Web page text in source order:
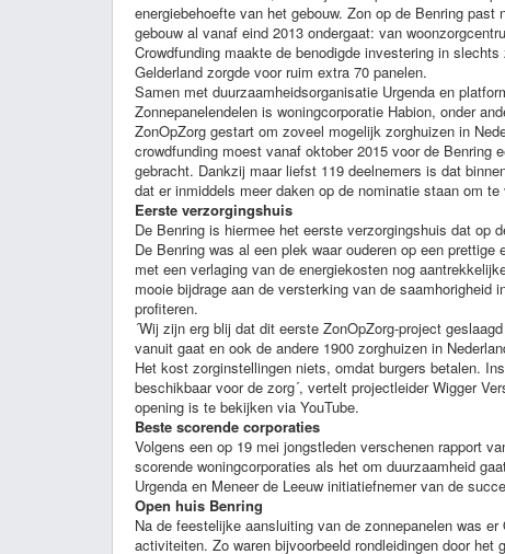
energiebehoefte van het gebouw. Zon op de Benring
gebouw al vanaf eind 2013 ondergaat: van
Crowdfunding maakte de benodigde investering in
Gelderland zorgde voor ruim extra 70 panelen.
Samen met duurzaamheidsorganisatie Urgenda en
Zonnepanelendelen is woningcorporatie Habion, onder
ZonOpZorg gestart om zoveel mogelijk zorghuizen in
crowdfunding moest vanaf oktober 2015 voor de Benring
gebracht. Dankzij maar liefst 119 deelnemers is dat
dat er inmiddels meer daken op de nominatie staan om
Eerste verzorgingshuis
De Benring is hiermee het eerste verzorgingshuis dat op
De Benring was al een plek waar ouderen op een
met een verlaging van de energiekosten nog
mooie bijdrage aan de versterking van de saamhorigheid
profiteren.
´Wij zijn erg blij dat dit eerste ZonOpZorg-project
vanuit gaat en ook de andere 1900 zorghuizen in
Het kost zorginstellingen niets, omdat burgers betalen.
beschikbaar voor de zorg´, vertelt projectleider Wigger
opening is te bekijken via YouTube.
Beste scorende corporaties
Volgens een op 19 mei jongstleden verschenen rapport
scorende woningcorporaties als het om duurzaamheid
Urgenda en Meneer de Leeuw initiatiefnemer van de
Open huis Benring
Na de feestelijke aansluiting van de zonnepanelen was
activiteiten. Zo waren bijvoorbeeld rondleidingen door het